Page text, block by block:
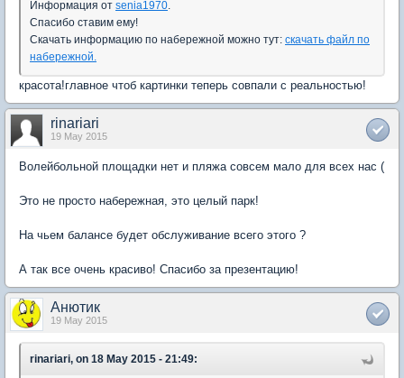
Информация от senia1970.
Спасибо ставим ему!
Скачать информацию по набережной можно тут: скачать файл по
набережной.
красота!главное чтоб картинки теперь совпали с реальностью!
rinariari
19 May 2015
Волейбольной площадки нет и пляжа совсем мало для всех нас (
Это не просто набережная, это целый парк!
На чьем балансе будет обслуживание всего этого ?
А так все очень красиво! Спасибо за презентацию!
Анютик
19 May 2015
rinariari, on 18 May 2015 - 21:49: